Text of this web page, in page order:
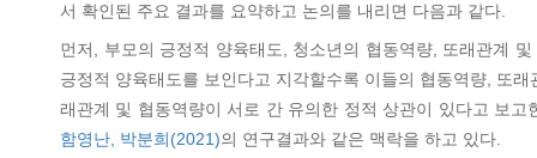
서 확인된 주요 결과를 요약하고 논의를 내리면 다음과 같다.
먼저, 부모의 긍정적 양육태도, 청소년의 협동역량, 또래관계
긍정적 양육태도를 보인다고 지각할수록 이들의 협동역량, 또
래관계 및 협동역량이 서로 간 유의한 정적 상관이 있다고 보고
함영난, 박분희(2021)의 연구결과와 같은 맥락을 하고 있다.